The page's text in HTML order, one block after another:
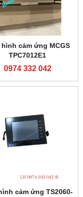
hình cảm ứng MCGS
TPC7012E1
0974 332 042
cảm ứng TS2060-